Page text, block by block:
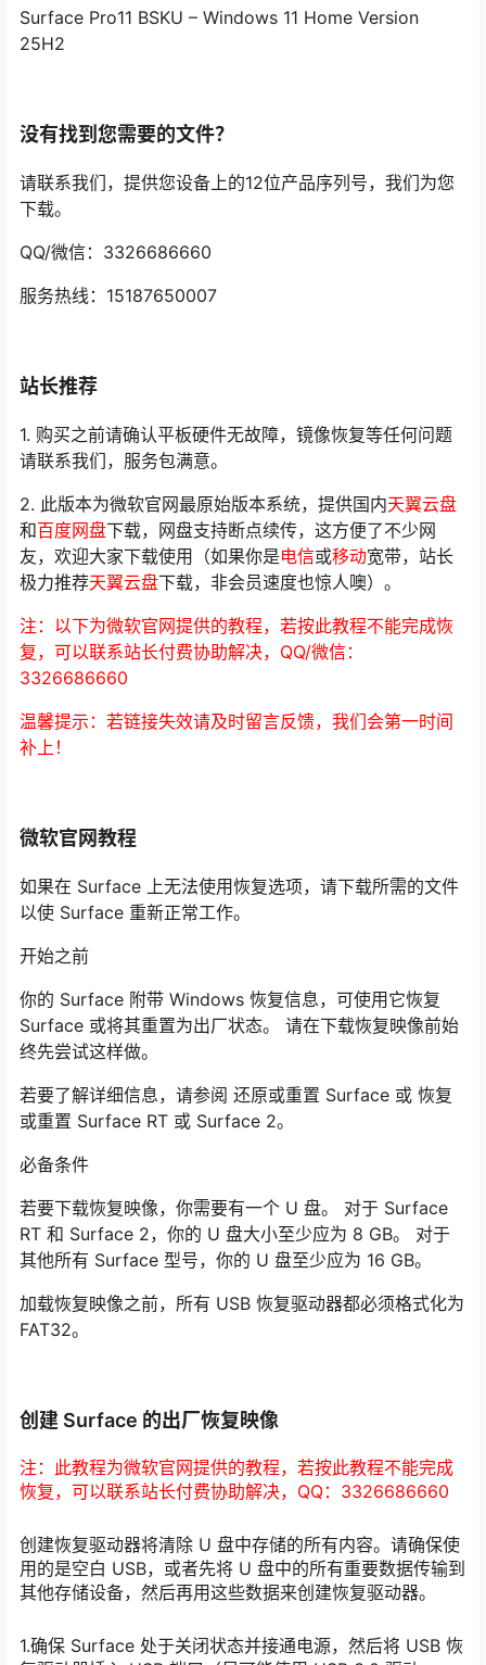
Surface Pro11 BSKU – Windows 11 Home Version
25H2
没有找到您需要的文件？
请联系我们，提供您设备上的12位产品序列号，我们为您
下载。
QQ/微信：3326686660
服务热线：15187650007
站长推荐
1. 购买之前请确认平板硬件无故障，镜像恢复等任何问题
请联系我们，服务包满意。
2. 此版本为微软官网最原始版本系统，提供国内天翼云盘
和百度网盘下载，网盘支持断点续传，这方便了不少网
友，欢迎大家下载使用（如果你是电信或移动宽带，站长
极力推荐天翼云盘下载，非会员速度也惊人噢）。
注：以下为微软官网提供的教程，若按此教程不能完成恢
复，可以联系站长付费协助解决，QQ/微信：
3326686660
温馨提示：若链接失效请及时留言反馈，我们会第一时间
补上！
微软官网教程
如果在 Surface 上无法使用恢复选项，请下载所需的文件
以使 Surface 重新正常工作。
开始之前
你的 Surface 附带 Windows 恢复信息，可使用它恢复
Surface 或将其重置为出厂状态。 请在下载恢复映像前始
终先尝试这样做。
若要了解详细信息，请参阅 还原或重置 Surface 或 恢复
或重置 Surface RT 或 Surface 2。
必备条件
若要下载恢复映像，你需要有一个 U 盘。 对于 Surface
RT 和 Surface 2，你的 U 盘大小至少应为 8 GB。 对于
其他所有 Surface 型号，你的 U 盘至少应为 16 GB。
加载恢复映像之前，所有 USB 恢复驱动器都必须格式化为
FAT32。
创建 Surface 的出厂恢复映像
注：此教程为微软官网提供的教程，若按此教程不能完成
恢复，可以联系站长付费协助解决，QQ：3326686660
创建恢复驱动器将清除 U 盘中存储的所有内容。请确保使
用的是空白 USB，或者先将 U 盘中的所有重要数据传输到
其他存储设备，然后再用这些数据来创建恢复驱动器。
1.确保 Surface 处于关闭状态并接通电源，然后将 USB 恢